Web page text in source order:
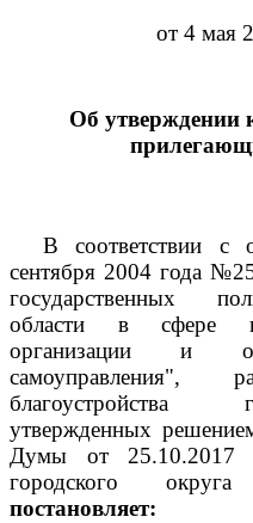
от 4 мая
Об утверждении
В соответствии с
сентября 2004 года
государственных
области в сфере
организации и
благоустройства
утвержденных
Думы от
городского
постановляет: